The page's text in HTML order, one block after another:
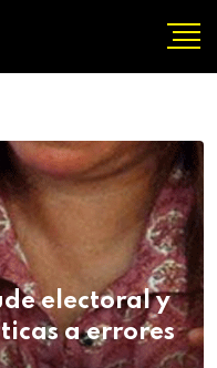
electoral y
a errores